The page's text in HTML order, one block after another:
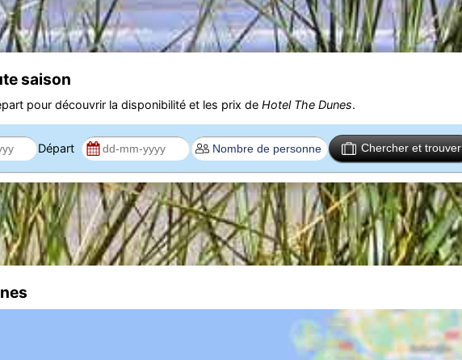
saison
pour découvrir la disponibilité et les prix de Hotel The Dunes.
Départ Chercher et trouver